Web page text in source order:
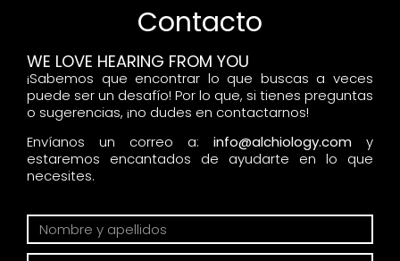
Contacto
WE LOVE HEARING FROM YOU
¡Sabemos que encontrar lo que buscas a veces
puede ser un desafío! Por lo que, si tienes preguntas
o sugerencias, ¡no dudes en contactarnos!
Envíanos un correo a: info@alchiology.com
y
estaremos encantados de ayudarte en lo que
necesites.